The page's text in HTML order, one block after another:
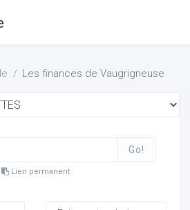
Les finances de Vaugrigneuse
Go!
Lien permanent